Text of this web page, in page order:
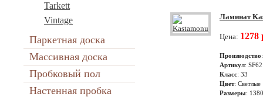
Tarkett
Vintage
Паркетная доска
Массивная доска
Пробковый пол
Настенная пробка
Ламинат
Цена: 1278
Производство
Артикул: SF62
Класс: 33
Цвет: Светлые
Размеры: